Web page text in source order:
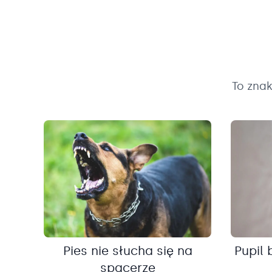
To
Pies nie słucha się na
spacerze
Pupil